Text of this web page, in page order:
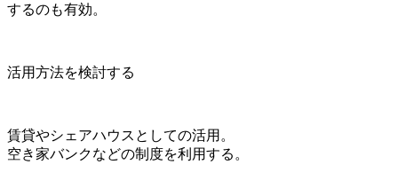
するのも有効。
活用方法を検討する
賃貸やシェアハウスとしての活用。
空き家バンクなどの制度を利用する。